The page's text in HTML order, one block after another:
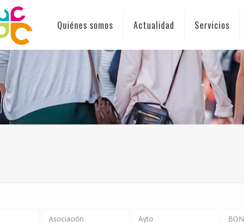
Quiénes somos Actualidad Servicios
Asociación Ayto BON